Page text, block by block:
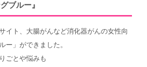
ブルー』
イト、大腸がんなど消化器がんの女性向
ー」ができました。
ごとや悩みも